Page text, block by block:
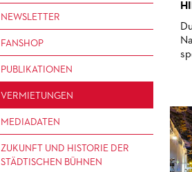
NEWSLETTER
FANSHOP
PUBLIKATIONEN
VERMIETUNGEN
MEDIADATEN
ZUKUNFT UND HISTORIE DER
STÄDTISCHEN BÜHNEN